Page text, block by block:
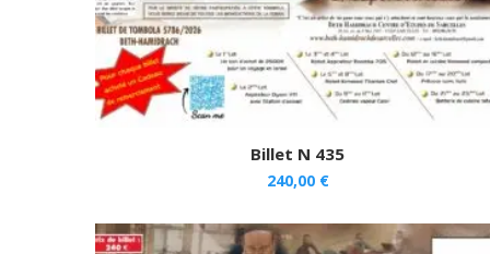
Billet N 435
240,00 €